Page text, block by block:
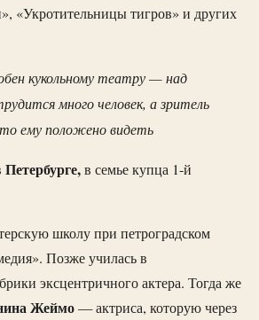
«Укротительницы тигров» и других
кукольному театру — над
много человек, а зритель
ему положено видеть
Петербурге,в семье купца 1-й
школу при петроградском
Позже училась в
эксцентричного актера. Тогда же
Жеймо— актриса, которую через